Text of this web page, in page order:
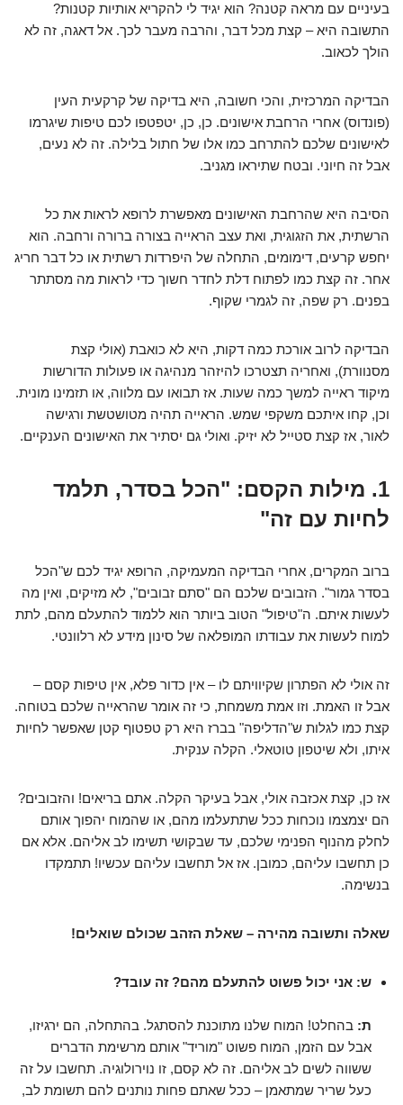
בעיניים עם מראה קטנה? הוא יגיד לי להקריא אותיות קטנות?
התשובה היא – קצת מכל דבר, והרבה מעבר לכך. אל דאגה, זה לא
הולך לכאוב.
הבדיקה המרכזית, והכי חשובה, היא בדיקה של קרקעית העין
(פונדוס) אחרי הרחבת אישונים. כן, כן, יטפטפו לכם טיפות שיגרמו
לאישונים שלכם להתרחב כמו אלו של חתול בלילה. זה לא נעים,
אבל זה חיוני. ובטח שתיראו מגניב.
הסיבה היא שהרחבת האישונים מאפשרת לרופא לראות את כל
הרשתית, את הזגוגית, ואת עצב הראייה בצורה ברורה ורחבה. הוא
יחפש קרעים, דימומים, התחלה של היפרדות רשתית או כל דבר חריג
אחר. זה קצת כמו לפתוח דלת לחדר חשוך כדי לראות מה מסתתר
בפנים. רק שפה, זה לגמרי שקוף.
הבדיקה לרוב אורכת כמה דקות, היא לא כואבת (אולי קצת
מסנוורת), ואחריה תצטרכו להיזהר מנהיגה או פעולות הדורשות
מיקוד ראייה למשך כמה שעות. אז תבואו עם מלווה, או תזמינו מונית.
וכן, קחו איתכם משקפי שמש. הראייה תהיה מטושטשת ורגישה
לאור, אז קצת סטייל לא יזיק. ואולי גם יסתיר את האישונים הענקיים.
1. מילות הקסם: "הכל בסדר, תלמד
לחיות עם זה"
ברוב המקרים, אחרי הבדיקה המעמיקה, הרופא יגיד לכם ש"הכל
בסדר גמור". הזבובים שלכם הם "סתם זבובים", לא מזיקים, ואין מה
לעשות איתם. ה"טיפול" הטוב ביותר הוא ללמוד להתעלם מהם, לתת
למוח לעשות את עבודתו המופלאה של סינון מידע לא רלוונטי.
זה אולי לא הפתרון שקיוויתם לו – אין כדור פלא, אין טיפות קסם –
אבל זו האמת. וזו אמת משמחת, כי זה אומר שהראייה שלכם בטוחה.
קצת כמו לגלות ש"הדליפה" בברז היא רק טפטוף קטן שאפשר לחיות
איתו, ולא שיטפון טוטאלי. הקלה ענקית.
אז כן, קצת אכזבה אולי, אבל בעיקר הקלה. אתם בריאים! והזבובים?
הם יצמצמו נוכחות ככל שתתעלמו מהם, או שהמוח יהפוך אותם
לחלק מהנוף הפנימי שלכם, עד שבקושי תשימו לב אליהם. אלא אם
כן תחשבו עליהם, כמובן. אז אל תחשבו עליהם עכשיו! תתמקדו
בנשימה.
שאלה ותשובה מהירה – שאלת הזהב שכולם שואלים!
ש: אני יכול פשוט להתעלם מהם? זה עובד?
ת: בהחלט! המוח שלנו מתוכנת להסתגל. בהתחלה, הם ירגיזו,
אבל עם הזמן, המוח פשוט "מוריד" אותם מרשימת הדברים
ששווה לשים לב אליהם. זה לא קסם, זו נוירולוגיה. תחשבו על זה
כעל שריר שמתאמן – ככל שאתם פחות נותנים להם תשומת לב,